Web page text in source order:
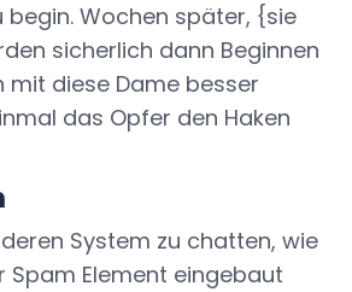
Wochen später, {sie
sicherlich dann Beginnen
mit diese Dame besser
das Opfer den Haken
System zu chatten, wie
Spam Element eingebaut